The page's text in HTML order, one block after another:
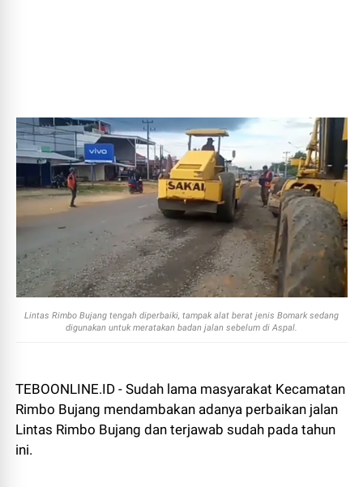
Lintas Rimbo Bujang tengah diperbaiki, tampak alat berat jenis Bomark sedang
digunakan untuk meratakan badan jalan sebelum di Aspal.
TEBOONLINE.ID - Sudah lama masyarakat Kecamatan
Rimbo Bujang mendambakan adanya perbaikan jalan
Lintas Rimbo Bujang dan terjawab sudah pada tahun
ini.